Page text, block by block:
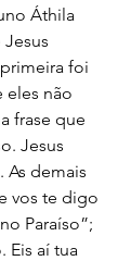
Áthila
foi
eles não
frase que
Jesus
demais
vos te digo
Paraíso”;
Eis aí tua